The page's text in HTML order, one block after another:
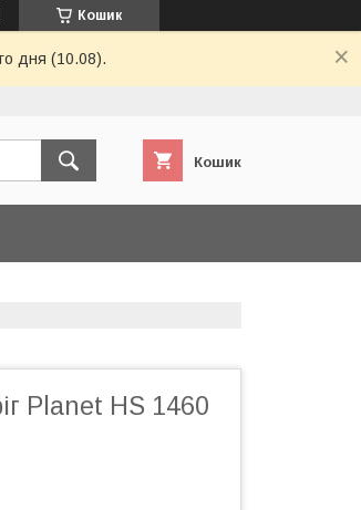
Кошик
дня (10.08).
Кошик
Planet HS 1460